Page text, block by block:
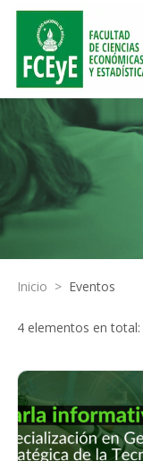
Inicio > Eventos
4 elementos en total: